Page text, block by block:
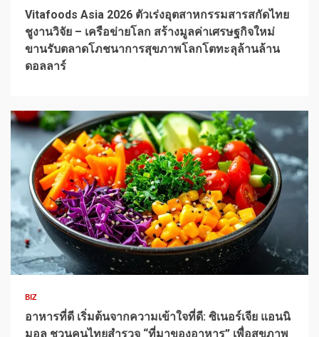
Vitafoods Asia 2026 ตัวเร่งอุตสาหกรรมสารสกัดไทย
ชูงานวิจัย – เครือข่ายโลก สร้างมูลค่าเศรษฐกิจใหม่
ขานรับตลาดโภชนาการสุขภาพโลกโตทะลุล้านล้าน
ดอลลาร์
1 min read
BIZ
อาหารที่ดี เริ่มต้นจากความเข้าใจที่ดี: ซิเนอร์เจีย แอนนิ
มอล ชวนคนไทยสำรวจ “ที่มาของอาหาร” เพื่อสุขภาพ